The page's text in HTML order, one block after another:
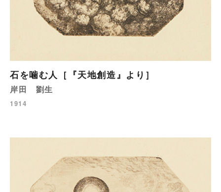
石を噛む人［『天地創造』より］
岸田 劉生
1914